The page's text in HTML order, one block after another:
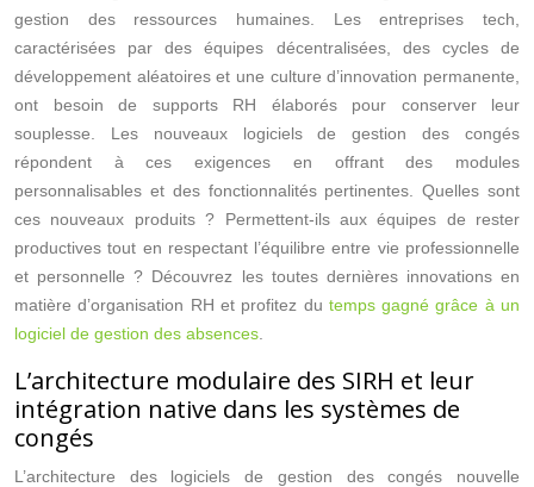
gestion des ressources humaines. Les entreprises tech,
caractérisées par des équipes décentralisées, des cycles de
développement aléatoires et une culture d’innovation permanente,
ont besoin de supports RH élaborés pour conserver leur
souplesse. Les nouveaux logiciels de gestion des congés
répondent à ces exigences en offrant des modules
personnalisables et des fonctionnalités pertinentes. Quelles sont
ces nouveaux produits ? Permettent-ils aux équipes de rester
productives tout en respectant l’équilibre entre vie professionnelle
et personnelle ? Découvrez les toutes dernières innovations en
matière d’organisation RH et profitez du temps gagné grâce à un
logiciel de gestion des absences
L’architecture modulaire des SIRH et leur
intégration native dans les systèmes de
congés
L’architecture des logiciels de gestion des congés nouvelle